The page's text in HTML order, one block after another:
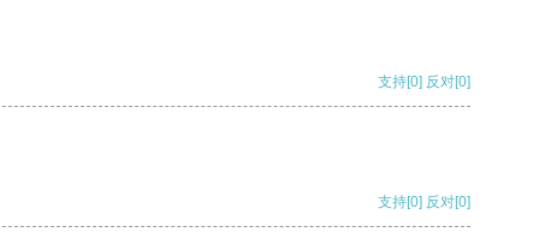
支持[0] 反对[0]
支持[0] 反对[0]